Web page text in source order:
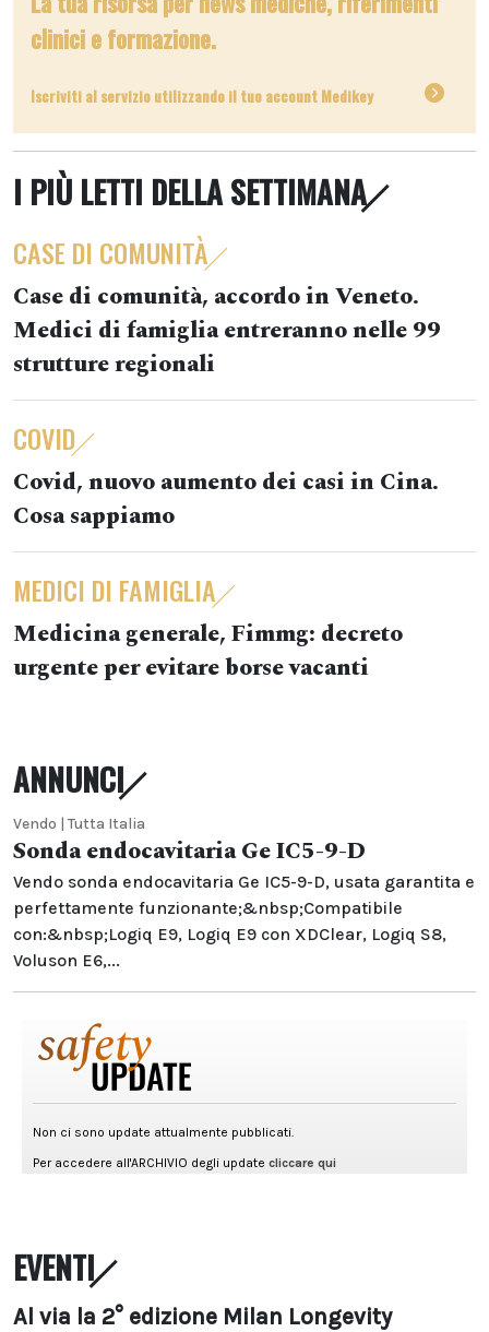
clinici e formazione.
Iscriviti al servizio utilizzando il tuo account Medikey
I PIÙ LETTI DELLA SETTIMANA
CASE DI COMUNITÀ
Case di comunità, accordo in Veneto.
Medici di famiglia entreranno nelle 99
strutture regionali
COVID
Covid, nuovo aumento dei casi in Cina.
Cosa sappiamo
MEDICI DI FAMIGLIA
Medicina generale, Fimmg: decreto
urgente per evitare borse vacanti
ANNUNCI
Vendo | Tutta Italia
Sonda endocavitaria Ge IC5-9-D
Vendo sonda endocavitaria Ge IC5-9-D, usata garantita e
perfettamente funzionante;&nbsp;Compatibile
con:&nbsp;Logiq E9, Logiq E9 con XDClear, Logiq S8,
Voluson E6,...
EVENTI
Al via la 2° edizione Milan Longevity